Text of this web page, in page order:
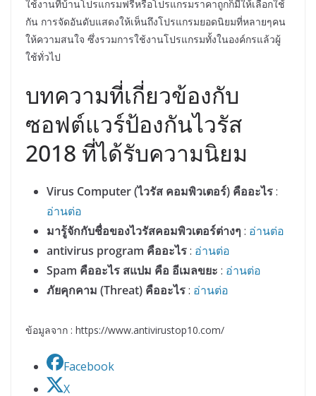
ใช้งานที่บ้านโปรแกรมฟรีหรือโปรแกรมราคาถูกก็มีให้เลือกใช้
กัน การจัดอันดับแสดงให้เห็นถึงโปรแกรมยอดนิยมที่หลายๆคน
ให้ความสนใจ ซึ่งรวมการใช้งานโปรแกรมทั้งในองค์กรแล้วผู้
ใช้ทั่วไป
บทความที่เกี่ยวข้องกับ
ซอฟต์แวร์ป้องกันไวรัส
2018 ที่ได้รับความนิยม
Virus Computer (ไวรัส คอมพิวเตอร์) คืออะไร:
อ่านต่อ
มารู้จักกับชื่อของไวรัสคอมพิวเตอร์ต่างๆ : อ่านต่อ
antivirus program คืออะไร: อ่านต่อ
Spam คืออะไร สแปม คือ อีเมลขยะ : อ่านต่อ
ภัยคุกคาม (Threat) คืออะไร: อ่านต่อ
ข้อมูลจาก : https://www.antivirustop10.com/
Facebook
X